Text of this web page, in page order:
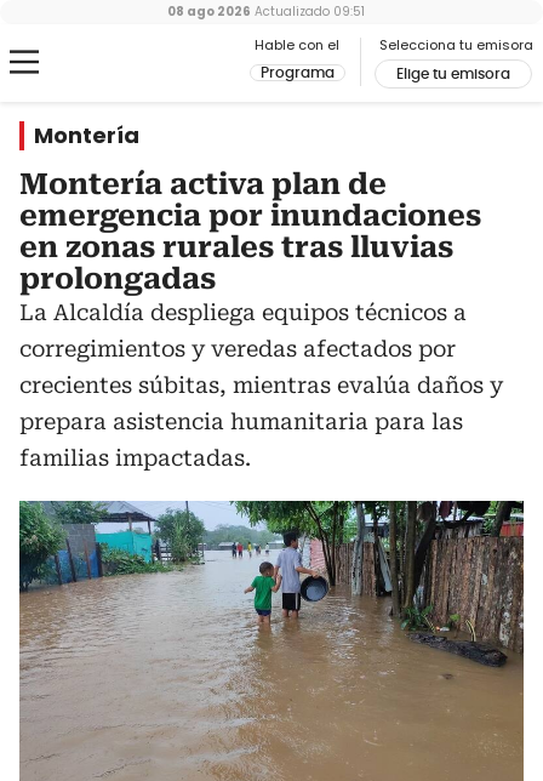
Hable con el
Programa
Selecciona tu emisora
Elige tu emisora
08 ago 2026 Actualizado 09:51
Montería
Montería activa plan de
emergencia por inundaciones
en zonas rurales tras lluvias
prolongadas
La Alcaldía despliega equipos técnicos a
corregimientos y veredas afectados por
crecientes súbitas, mientras evalúa daños y
prepara asistencia humanitaria para las
familias impactadas.